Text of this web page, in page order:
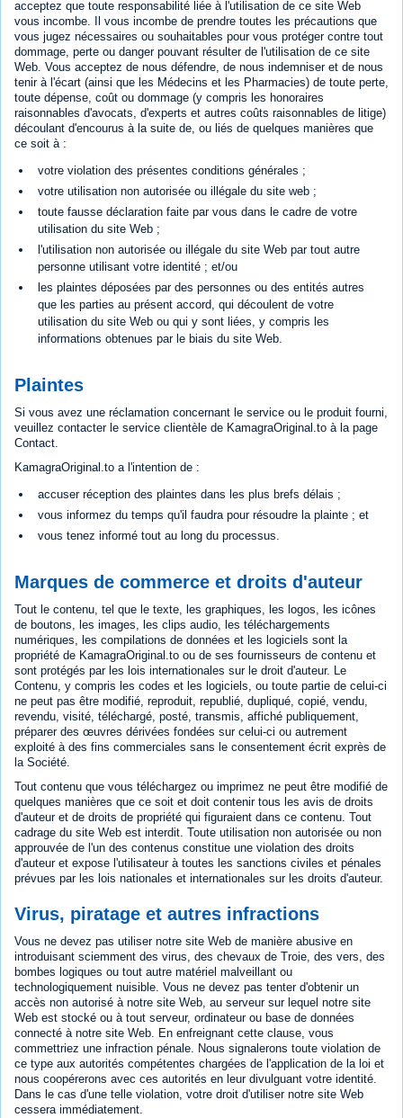
acceptez que toute responsabilité liée à l'utilisation de ce site Web
vous incombe. Il vous incombe de prendre toutes les précautions que
vous jugez nécessaires ou souhaitables pour vous protéger contre tout
dommage, perte ou danger pouvant résulter de l'utilisation de ce site
Web. Vous acceptez de nous défendre, de nous indemniser et de nous
tenir à l'écart (ainsi que les Médecins et les Pharmacies) de toute perte,
toute dépense, coût ou dommage (y compris les honoraires
raisonnables d'avocats, d'experts et autres coûts raisonnables de litige)
découlant d'encourus à la suite de, ou liés de quelques manières que
ce soit à :
votre violation des présentes conditions générales ;
votre utilisation non autorisée ou illégale du site web ;
toute fausse déclaration faite par vous dans le cadre de votre
utilisation du site Web ;
l'utilisation non autorisée ou illégale du site Web par tout autre
personne utilisant votre identité ; et/ou
les plaintes déposées par des personnes ou des entités autres
que les parties au présent accord, qui découlent de votre
utilisation du site Web ou qui y sont liées, y compris les
informations obtenues par le biais du site Web.
Plaintes
Si vous avez une réclamation concernant le service ou le produit fourni,
veuillez contacter le service clientèle de KamagraOriginal.to à la page
Contact.
KamagraOriginal.to a l'intention de :
accuser réception des plaintes dans les plus brefs délais ;
vous informez du temps qu'il faudra pour résoudre la plainte ; et
vous tenez informé tout au long du processus.
Marques de commerce et droits d'auteur
Tout le contenu, tel que le texte, les graphiques, les logos, les icônes
de boutons, les images, les clips audio, les téléchargements
numériques, les compilations de données et les logiciels sont la
propriété de KamagraOriginal.to ou de ses fournisseurs de contenu et
sont protégés par les lois internationales sur le droit d'auteur. Le
Contenu, y compris les codes et les logiciels, ou toute partie de celui-ci
ne peut pas être modifié, reproduit, republié, dupliqué, copié, vendu,
revendu, visité, téléchargé, posté, transmis, affiché publiquement,
préparer des œuvres dérivées fondées sur celui-ci ou autrement
exploité à des fins commerciales sans le consentement écrit exprès de
la Société.
Tout contenu que vous téléchargez ou imprimez ne peut être modifié de
quelques manières que ce soit et doit contenir tous les avis de droits
d'auteur et de droits de propriété qui figuraient dans ce contenu. Tout
cadrage du site Web est interdit. Toute utilisation non autorisée ou non
approuvée de l'un des contenus constitue une violation des droits
d'auteur et expose l'utilisateur à toutes les sanctions civiles et pénales
prévues par les lois nationales et internationales sur les droits d'auteur.
Virus, piratage et autres infractions
Vous ne devez pas utiliser notre site Web de manière abusive en
introduisant sciemment des virus, des chevaux de Troie, des vers, des
bombes logiques ou tout autre matériel malveillant ou
technologiquement nuisible. Vous ne devez pas tenter d'obtenir un
accès non autorisé à notre site Web, au serveur sur lequel notre site
Web est stocké ou à tout serveur, ordinateur ou base de données
connecté à notre site Web. En enfreignant cette clause, vous
commettriez une infraction pénale. Nous signalerons toute violation de
ce type aux autorités compétentes chargées de l'application de la loi et
nous coopérerons avec ces autorités en leur divulguant votre identité.
Dans le cas d'une telle violation, votre droit d'utiliser notre site Web
cessera immédiatement.